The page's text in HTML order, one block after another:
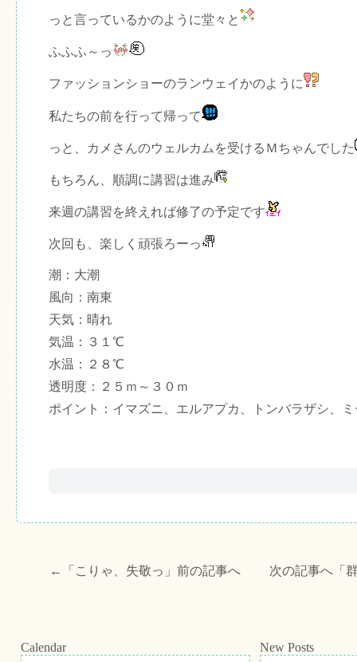
っと言っているかのように堂々と
ふふふ～っ
ファッションショーのランウェイかのように
私たちの前を行って帰って
っと、カメさんのウェルカムを受けるＭちゃんでした
もちろん、順調に講習は進み
来週の講習を終えれば修了の予定です
次回も、楽しく頑張ろーっ
潮：大潮
風向：南東
天気：晴れ
気温：３１℃
水温：２８℃
透明度：２５ｍ～３０ｍ
ポイント：イマズニ、エルアプカ、トンバラザシ、
←「 こりゃ、失敬っ 」前の記事へ 次の記事へ「
Calendar New Posts